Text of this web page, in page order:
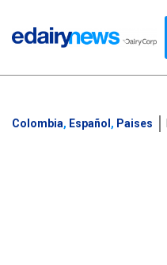
Colombia, Español , Paises